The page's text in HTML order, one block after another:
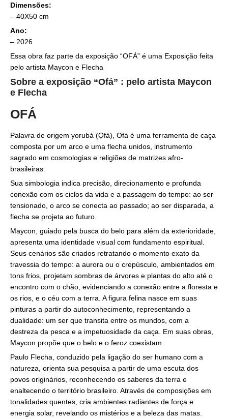
Dimensões:
– 40X50 cm
Ano:
– 2026
Essa obra faz parte da exposição “OFÁ” é uma Exposição feita
pelo artista Maycon e Flecha
Sobre a exposição “Ofá” : pelo artista Maycon
e Flecha
OFÁ
Palavra de origem yorubá (Ọfà), Ofá é uma ferramenta de caça
composta por um arco e uma flecha unidos, instrumento
sagrado em cosmologias e religiões de matrizes afro-
brasileiras.
Sua simbologia indica precisão, direcionamento e profunda
conexão com os ciclos da vida e a passagem do tempo: ao ser
tensionado, o arco se conecta ao passado; ao ser disparada, a
flecha se projeta ao futuro.
Maycon, guiado pela busca do belo para além da exterioridade,
apresenta uma identidade visual com fundamento espiritual.
Seus cenários são criados retratando o momento exato da
travessia do tempo: a aurora ou o crepúsculo, ambientados em
tons frios, projetam sombras de árvores e plantas do alto até o
encontro com o chão, evidenciando a conexão entre a floresta e
os rios, e o céu com a terra. A figura felina nasce em suas
pinturas a partir do autoconhecimento, representando a
dualidade: um ser que transita entre os mundos, com a
destreza da pesca e a impetuosidade da caça. Em suas obras,
Maycon propõe que o belo e o feroz coexistam.
Paulo Flecha, conduzido pela ligação do ser humano com a
natureza, orienta sua pesquisa a partir de uma escuta dos
povos originários, reconhecendo os saberes da terra e
enaltecendo o território brasileiro. Através de composições em
tonalidades quentes, cria ambientes radiantes de força e
energia solar, revelando os mistérios e a beleza das matas.